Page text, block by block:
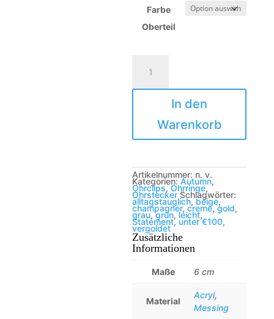
Farbe
Oberteil
Menge
In den
Warenkorb
Artikelnummer: n. v.
Kategorien:Autumn,
Ohrclips,Ohrringe,
Ohrstecker Schlagwörter:
alltagstauglich,beige,
champagner,creme,gold,
grau,grün,leicht,
Statement, unter €100,
vergoldet
Zusätzliche
Informationen
Maße 6 cm
Material
Acryl,
Messing